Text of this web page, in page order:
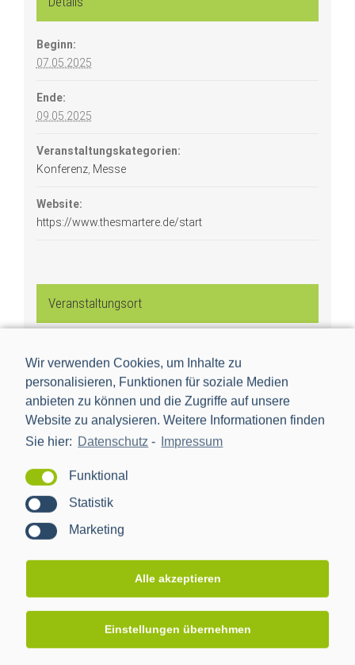
Wir verwenden Cookies, um Inhalte zu
personalisieren, Funktionen für soziale Medien
anbieten zu können und die Zugriffe auf unsere
Website zu analysieren. Weitere Informationen finden
Sie hier: Datenschutz - Impressum
Funktional
Statistik
Marketing
Alle akzeptieren
Einstellungen übernehmen
Beginn:
07.05.2025
Ende:
09.05.2025
Veranstaltungskategorien:
Konferenz, Messe
Website:
https://www.thesmartere.de/start
Veranstaltungsort
Messegelände
München, 81823 Deutschland
Veranstalter
Solar Promotion GmbH